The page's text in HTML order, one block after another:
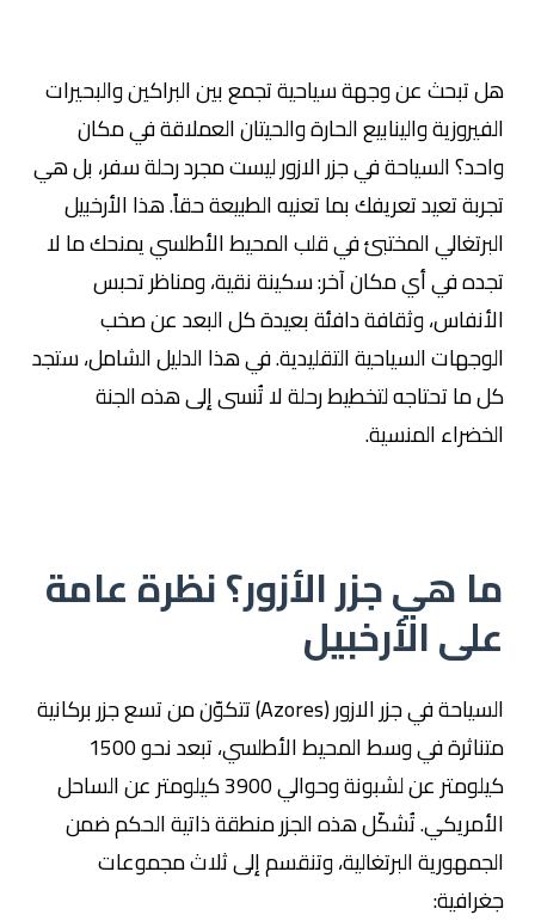
هل تبحث عن وجهة سياحية تجمع بين البراكين والبحيرات
الفيروزية والينابيع الحارة والحيتان العملاقة في مكان
واحد؟ السياحة في جزر الازور ليست مجرد رحلة سفر، بل هي
تجربة تعيد تعريفك بما تعنيه الطبيعة حقاً. هذا الأرخبيل
البرتغالي المختبئ في قلب المحيط الأطلسي يمنحك ما لا
تجده في أي مكان آخر: سكينة نقية، ومناظر تحبس
الأنفاس، وثقافة دافئة بعيدة كل البعد عن صخب
الوجهات السياحية التقليدية. في هذا الدليل الشامل، ستجد
كل ما تحتاجه لتخطيط رحلة لا تُنسى إلى هذه الجنة
الخضراء المنسية.
ما هي جزر الأزور؟ نظرة عامة
على الأرخبيل
السياحة في جزر الازور (Azores) تتكوّن من تسع جزر بركانية
متناثرة في وسط المحيط الأطلسي، تبعد نحو 1500
كيلومتر عن لشبونة وحوالي 3900 كيلومتر عن الساحل
الأمريكي. تُشكّل هذه الجزر منطقة ذاتية الحكم ضمن
الجمهورية البرتغالية، وتنقسم إلى ثلاث مجموعات
جغرافية: